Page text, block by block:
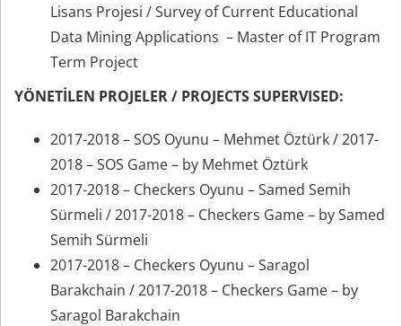
Lisans Projesi / Survey of Current Educational
Data Mining Applications – Master of IT Program
Term Project
YÖNETİLEN PROJELER / PROJECTS SUPERVISED:
2017-2018 – SOS Oyunu – Mehmet Öztürk / 2017-
2018 – SOS Game – by Mehmet Öztürk
2017-2018 – Checkers Oyunu – Samed Semih
Sürmeli / 2017-2018 – Checkers Game – by Samed
Semih Sürmeli
2017-2018 – Checkers Oyunu – Saragol
Barakchain / 2017-2018 – Checkers Game – by
Saragol Barakchain